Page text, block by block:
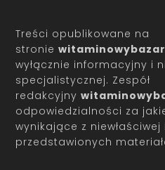
Treści opublikowane na
stronie
wyłącznie informacyjny i
specjalistycznej. Zespół
redakcyjny
odpowiedzialności za
wynikające z
przedstawionych